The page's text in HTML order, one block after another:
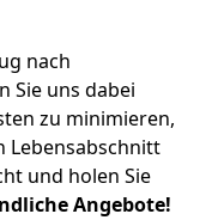
nach
Sie uns dabei
zu minimieren,
Lebensabschnitt
und holen Sie
Angebote!